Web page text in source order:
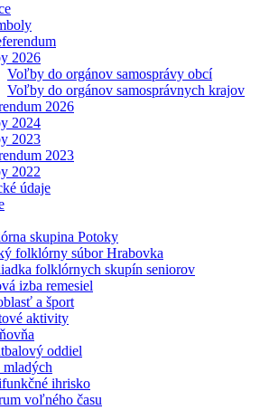
2026
Voľby do orgánov samosprávy obcí
Voľby do orgánov samosprávnych krajov
2026
2024
2023
2023
2022
údaje
skupina Potoky
folklórny súbor Hrabovka
folklórnych skupín seniorov
izba remesiel
a šport
aktivity
oddiel
ihrisko
voľného času